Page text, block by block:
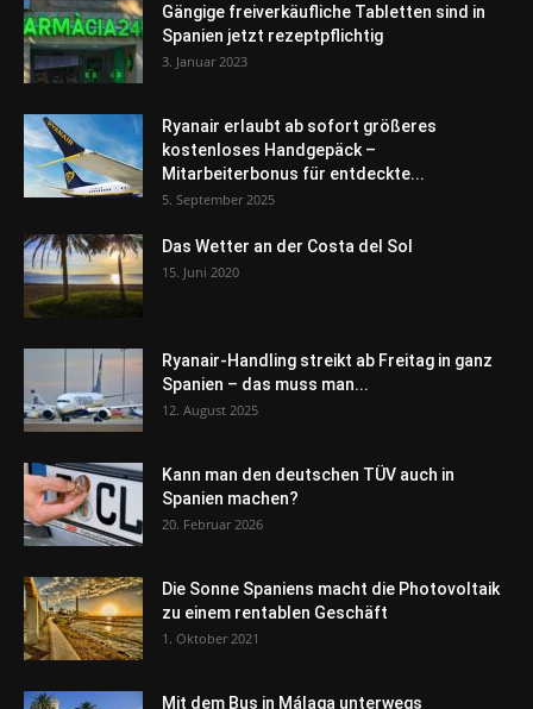
Gängige freiverkäufliche Tabletten sind in
Spanien jetzt rezeptpflichtig
3. Januar 2023
Ryanair erlaubt ab sofort größeres
kostenloses Handgepäck –
Mitarbeiterbonus für entdeckte...
5. September 2025
Das Wetter an der Costa del Sol
15. Juni 2020
Ryanair-Handling streikt ab Freitag in ganz
Spanien – das muss man...
12. August 2025
Kann man den deutschen TÜV auch in
Spanien machen?
20. Februar 2026
Die Sonne Spaniens macht die Photovoltaik
zu einem rentablen Geschäft
1. Oktober 2021
Mit dem Bus in Málaga unterwegs